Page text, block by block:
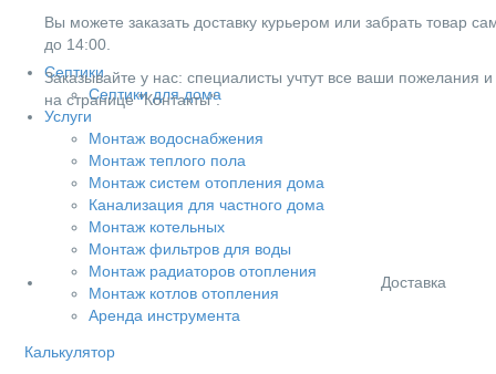
Септики
Септики для дома
Услуги
Монтаж водоснабжения
Монтаж теплого пола
Монтаж систем отопления дома
Канализация для частного дома
Монтаж котельных
Монтаж фильтров для воды
Монтаж радиаторов отопления
Монтаж котлов отопления
Аренда инструмента
Калькулятор
Вы можете заказать доставку курьером или забрать товар
до 14:00.
Заказывайте у нас: специалисты учтут все ваши
на странице "Контакты".
Доставка